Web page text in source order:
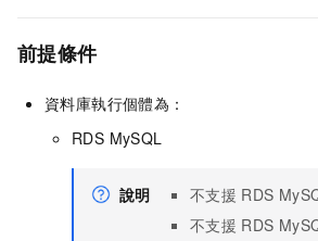
前提條件
資料庫執行個體為：
RDS MySQL
說明 不支援 RDS
不支援 RDS